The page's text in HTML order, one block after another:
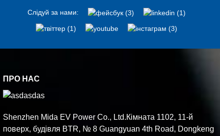
Слідуй за нами:
ПРО НАС
Shenzhen Mida EV Power Co., Ltd.Кімната 1102, 11-й
поверх, будівля BTR, № 8 Guangyuan 4th Road, Dongkeng